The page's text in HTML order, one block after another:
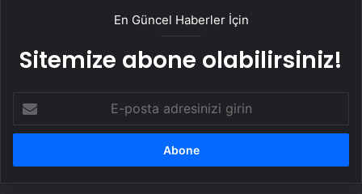
En Güncel Haberler İçin
Sitemize abone olabilirsiniz!
posta
adresinizi